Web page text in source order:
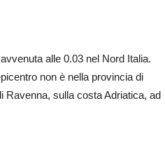
alle 0.03 nel Nord Italia.
non è nella provincia di
Ravenna, sulla costa Adriatica, ad